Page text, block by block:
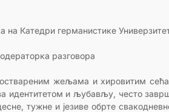
Катедри германистике
разговора
жељама и хировитим
за идентитетом и љубављу, често
тужне и језиве обрте